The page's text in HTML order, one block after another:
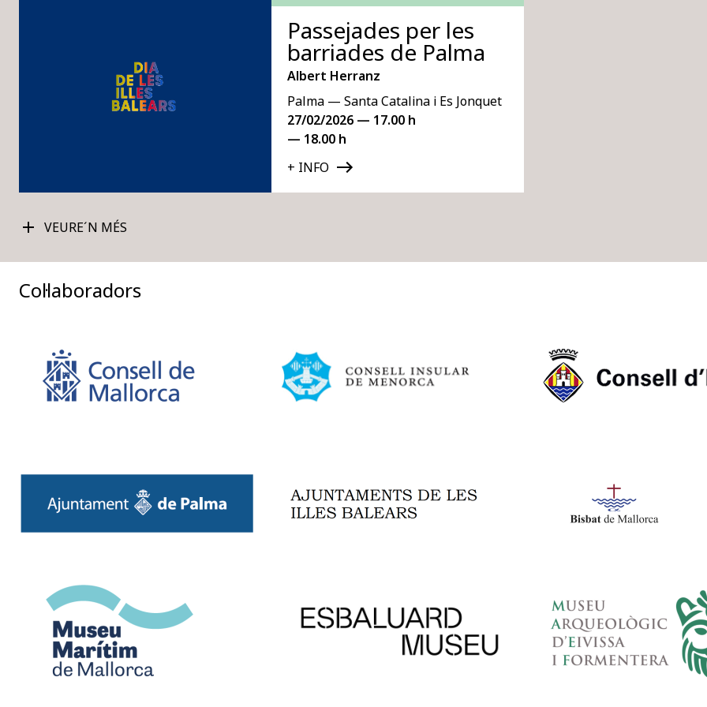
Passejades per les
barriades de Palma
Albert Herranz
Palma — Santa Catalina i Es Jonquet
27/02/2026 — 17.00 h
— 18.00 h
+ INFO
VEURE´N MÉS
Col·laboradors